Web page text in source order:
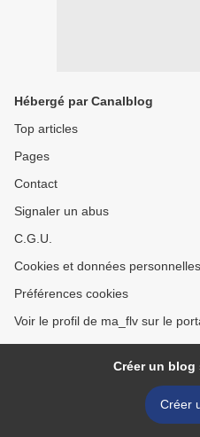
Hébergé par Canalblog
Top articles
Pages
Contact
Signaler un abus
C.G.U.
Cookies et données personnelles
Préférences cookies
Voir le profil de ma_flv sur le
Créer un blog
Créer